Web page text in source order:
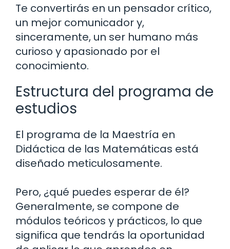
Te convertirás en un pensador crítico,
un mejor comunicador y,
sinceramente, un ser humano más
curioso y apasionado por el
conocimiento.
Estructura del programa de
estudios
El programa de la Maestría en
Didáctica de las Matemáticas está
diseñado meticulosamente.
Pero, ¿qué puedes esperar de él?
Generalmente, se compone de
módulos teóricos y prácticos, lo que
significa que tendrás la oportunidad